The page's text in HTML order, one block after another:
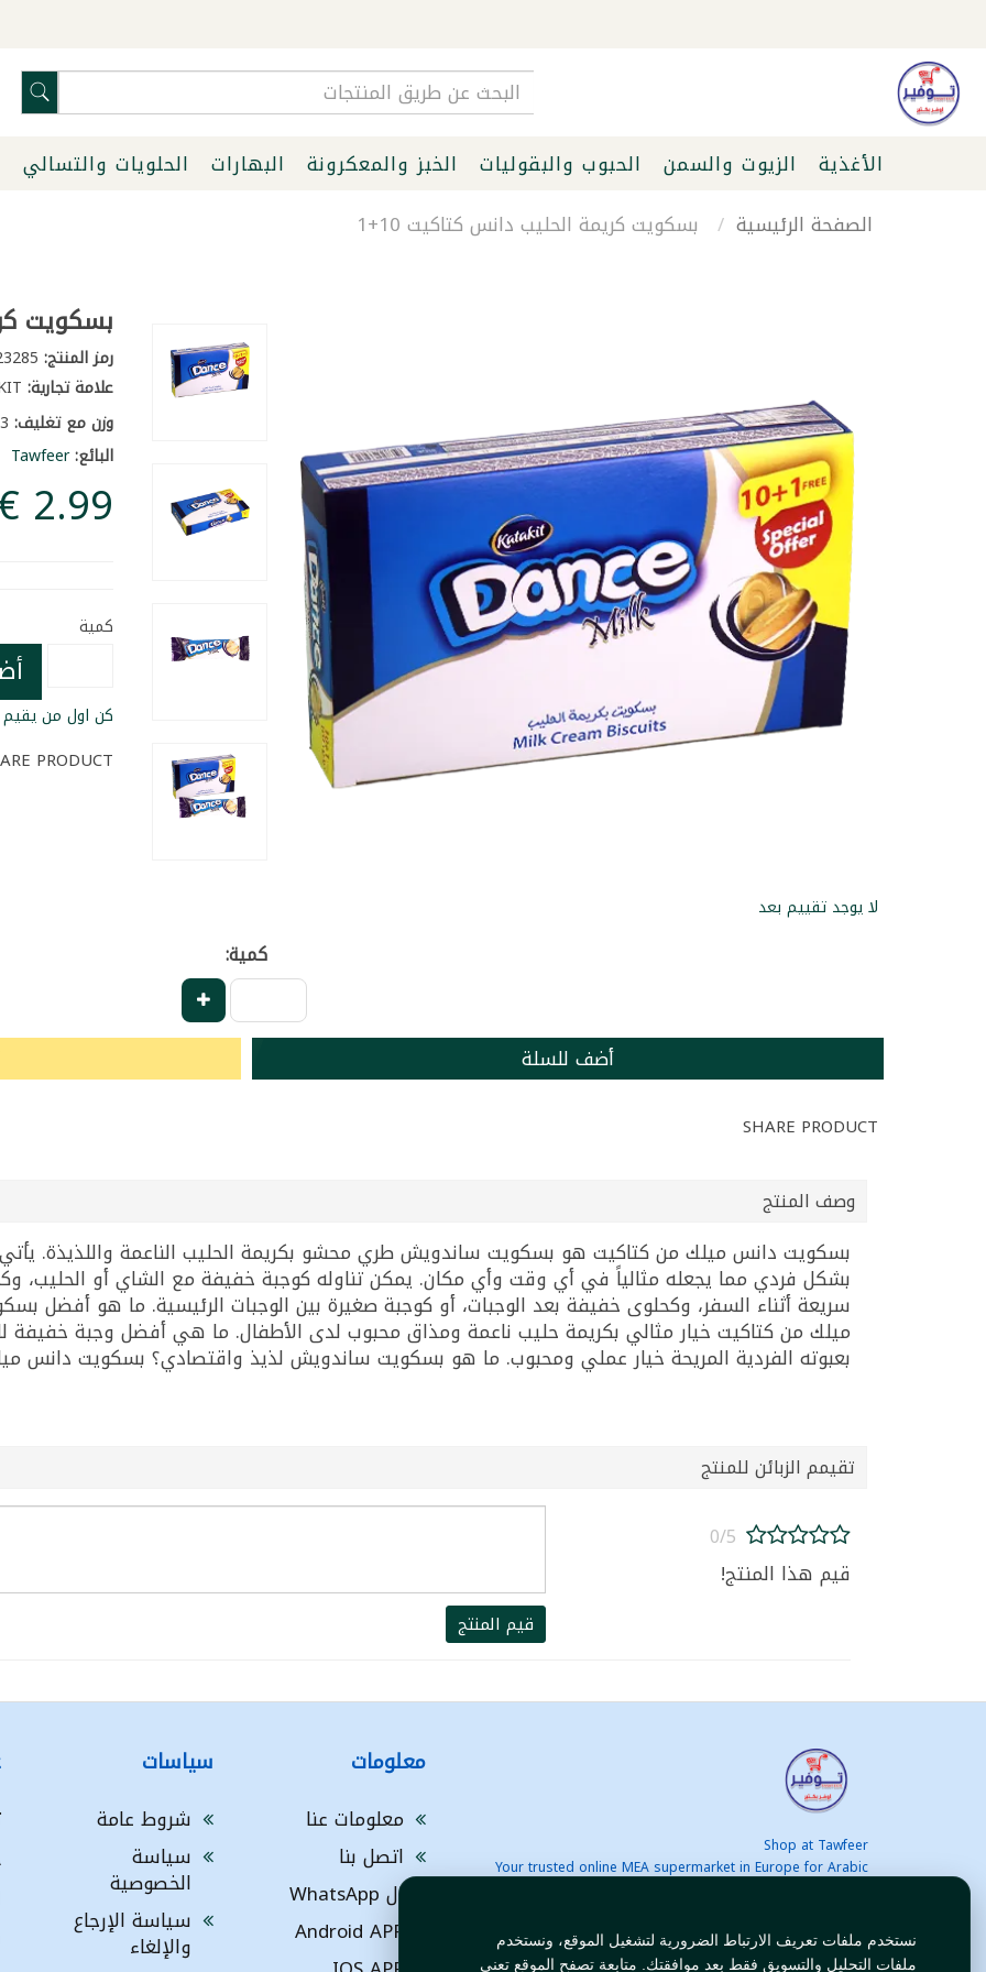
نستخدم ملفات تعريف الارتباط الضرورية لتشغيل الموقع، ونستخدم
ملفات التحليل والتسويق فقط بعد موافقتك. متابعة تصفح الموقع تعني
الأغذية الزيوت والسمن الحبوب والبقوليات الخبز والمعكرونة البهارات الحلويات والتسالي
الصفحة الرئيسية
بسكويت كريمة الحليب دانس كتاكيت 10+1
بسكويت
رمز المنتج:23285
علامة تجارية:KATAKIT
وزن مع تغليف:0.3 كغ
البائع:Tawfeer
كمية
كن اول من يقيم
PRODUCT
لا يوجد تقييم بعد
كمية:
أضف للسلة
SHARE PRODUCT
وصف المنتج
بشكل فردي مما يجعله مثالياً في أي وقت وأي مكان. يمكن تناوله كوجبة خفيفة مع الشاي أو الحليب،
سريعة أثناء السفر، وكحلوى خفيفة بعد الوجبات، أو كوجبة صغيرة بين الوجبات الرئيسية. ما هو أفضل
ميلك من كتاكيت خيار مثالي بكريمة حليب ناعمة ومذاق محبوب لدى الأطفال. ما هي أفضل وجبة
بعبوته الفردية المريحة خيار عملي ومحبوب. ما هو بسكويت ساندويش لذيذ واقتصادي؟ بسكويت دانس ميلك بعبوة 10+1 مجانية
تقيمم الزبائن للمنتج
0/5
قيم هذا المنتج!
قيم المنتج
Shop at Tawfeer
Your trusted online MEA supermarket in Europe for Arabic
معلومات
معلومات عنا
اتصل بنا
ال WhatsApp
Android APP
سياسات
شروط عامة
سياسة
الخصوصية
سياسة الإرجاع
والإلغاء